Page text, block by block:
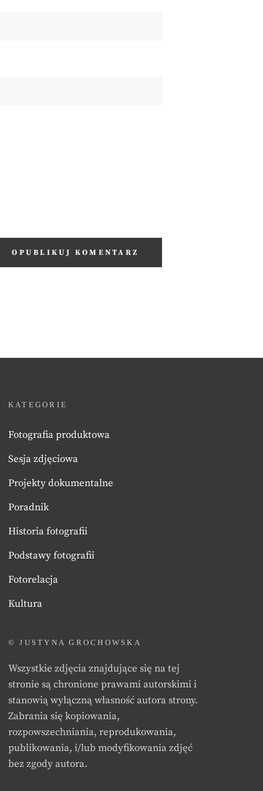
KATEGORIE
Fotografia produktowa
Sesja zdjęciowa
Projekty dokumentalne
Poradnik
Historia fotografii
Podstawy fotografii
Fotorelacja
Kultura
© JUSTYNA GROCHOWSKA
Wszystkie zdjęcia znajdujące się na tej
stronie są chronione prawami autorskimi i
stanowią wyłączną własność autora strony.
Zabrania się kopiowania,
rozpowszechniania, reprodukowania,
publikowania, i/lub modyfikowania zdjęć
bez zgody autora.